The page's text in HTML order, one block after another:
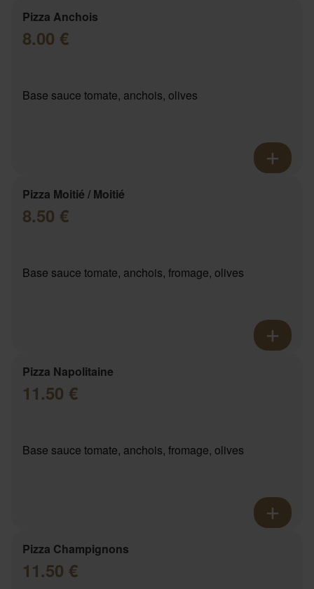
Pizza Anchois
8.00 €
Base sauce tomate, anchois, olives
Pizza Moitié / Moitié
8.50 €
Base sauce tomate, anchois, fromage, olives
Pizza Napolitaine
11.50 €
Base sauce tomate, anchois, fromage, olives
Pizza Champignons
11.50 €